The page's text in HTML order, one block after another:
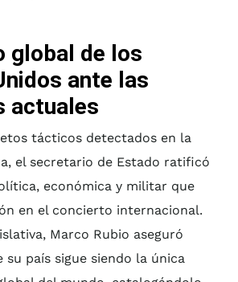
global de los
ante las
actuales
tácticos detectados en la
el secretario de Estado ratificó
económica y militar que
en el concierto internacional.
Marco Rubio aseguró
país sigue siendo la única